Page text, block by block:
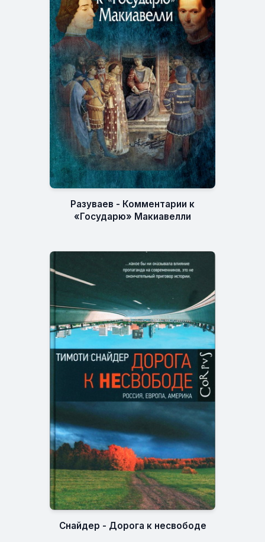
Разуваев - Комментарии к
«Государю» Макиавелли
Снайдер - Дорога к несвободе